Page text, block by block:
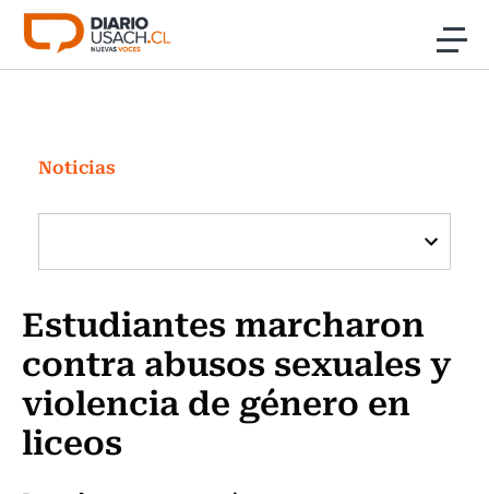
Click acá para ir directamente al contenido
Investigación
Cultura
Programas Radio y TV Usach
Noticias
Estudiantes marcharon
contra abusos sexuales y
violencia de género en
liceos